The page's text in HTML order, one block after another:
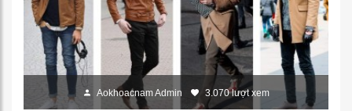
Aokhoacnam Admin 3.070 lượt xem